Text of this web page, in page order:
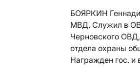
БОЯРКИН
МВД. Служил в
Черновского
отдела охраны
Награжден гос. и